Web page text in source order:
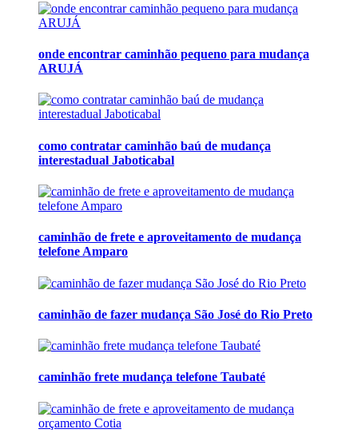
onde encontrar caminhão pequeno para mudança
ARUJÁ
como contratar caminhão baú de mudança
interestadual Jaboticabal
caminhão de frete e aproveitamento de mudança
telefone Amparo
caminhão de fazer mudança São José do Rio Preto
caminhão frete mudança telefone Taubaté